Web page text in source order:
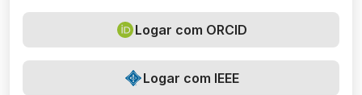
Logar com ORCID
Logar com IEEE